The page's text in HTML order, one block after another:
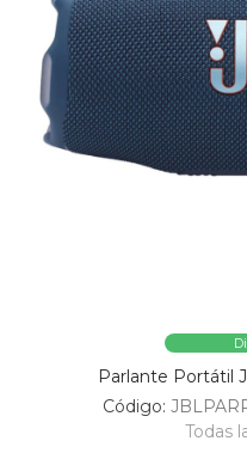
Parlante Portátil
Código:
Todas